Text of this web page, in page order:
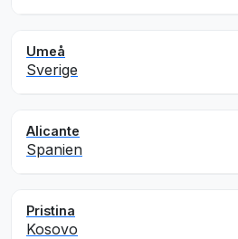
Umeå
Sverige
Alicante
Spanien
Pristina
Kosovo